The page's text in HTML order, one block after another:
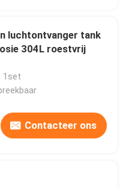
Schroef
Vrije Zuurstof
luchtontvanger tank
304L roestvrij
1set
Contacteer ons